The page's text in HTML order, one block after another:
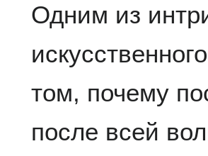
Одним из
том, почему
после всей